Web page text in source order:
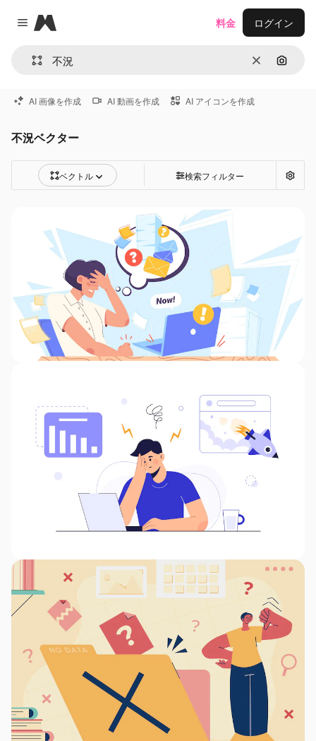
Close menu
Magnific
消去 画像で
料金 ログイン
AI 画像を作成 AI 動画を作成 AI アイコンを作成
不況ベクター
ベクトル 検索フィルター